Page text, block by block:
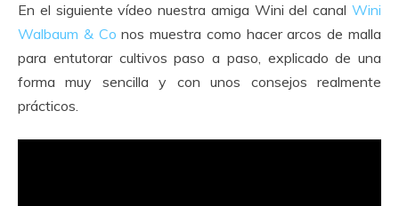
En el siguiente vídeo nuestra amiga Wini del canal Wini
Walbaum & Co nos muestra como hacer arcos de malla
para entutorar cultivos paso a paso, explicado de una
forma muy sencilla y con unos consejos realmente
prácticos.